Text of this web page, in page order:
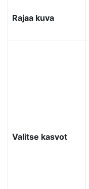
Rajaa kuva
Valitse kasvot